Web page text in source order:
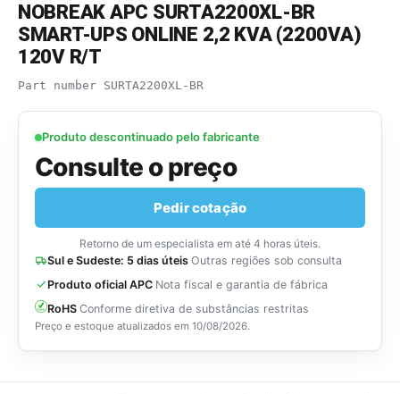
NOBREAK APC SURTA2200XL-BR
SMART-UPS ONLINE 2,2 KVA (2200VA)
120V R/T
Part number SURTA2200XL-BR
Produto descontinuado pelo fabricante
Consulte o preço
Pedir cotação
Retorno de um especialista em até 4 horas úteis.
Sul e Sudeste: 5 dias úteis Outras regiões sob consulta
Produto oficial APC Nota fiscal e garantia de fábrica
RoHS Conforme diretiva de substâncias restritas
Preço e estoque atualizados em 10/08/2026.